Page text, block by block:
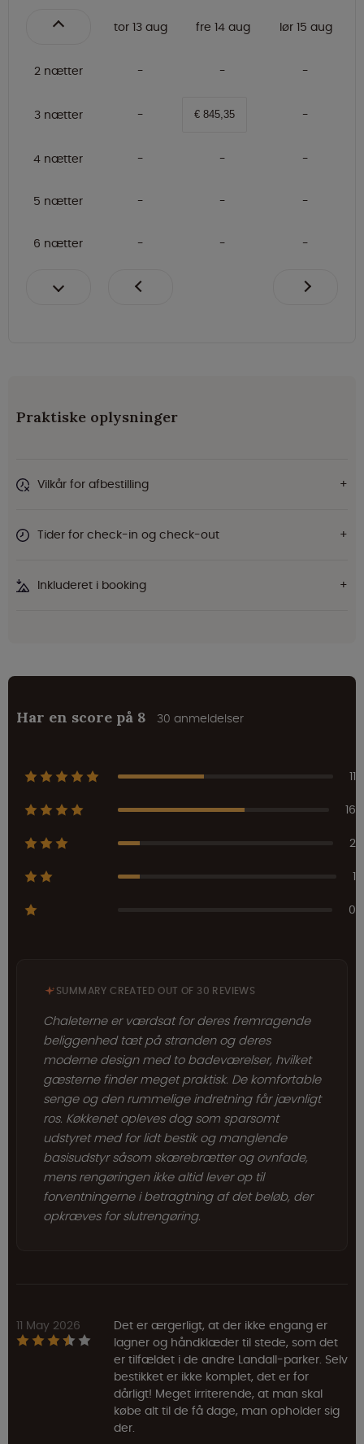
tor 13 aug fre 14 aug lør 15 aug
2 nætter
3 nætter € 845,35
4 nætter
5 nætter
6 nætter
Praktiske oplysninger
Vilkår for afbestilling
Tider for check-in og check-out
Inkluderet i booking
Har en score på 8 30 anmeldelser
11
16
2
1
0
SUMMARY CREATED OUT OF 30 REVIEWS
Chaleterne er værdsat for deres fremragende
beliggenhed tæt på stranden og deres
moderne design med to badeværelser, hvilket
gæsterne finder meget praktisk. De komfortable
senge og den rummelige indretning får jævnligt
ros. Køkkenet opleves dog som sparsomt
udstyret med for lidt bestik og manglende
basisudstyr såsom skærebrætter og ovnfade,
mens rengøringen ikke altid lever op til
forventningerne i betragtning af det beløb, der
opkræves for slutrengøring.
11 May 2026
Det er ærgerligt, at der ikke engang er
lagner og håndklæder til stede, som det
er tilfældet i de andre Landall-parker. Selv
bestikket er ikke komplet, det er for
dårligt! Meget irriterende, at man skal
købe alt til de få dage, man opholder sig
der.